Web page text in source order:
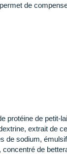
de
protéine de petit-
extrait de
de sodium,
de